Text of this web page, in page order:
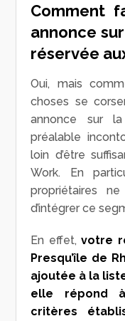
Comment
annonce
réservée
Oui, mais
choses se
annonce sur
préalable
loin d’être
Work. En
propriétaires
d’intégrer ce
En effet,votre
Presqu’île de
ajoutée à la
elle répond
critères